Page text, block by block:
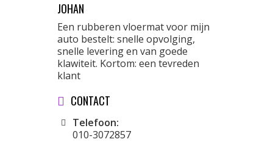
JOHAN
Een rubberen vloermat voor mijn
auto bestelt: snelle opvolging,
snelle levering en van goede
klawiteit. Kortom: een tevreden
klant
CONTACT
Telefoon:
010-3072857